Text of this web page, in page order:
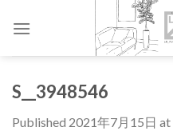
S__3948546
Published 2021年7月15日 at